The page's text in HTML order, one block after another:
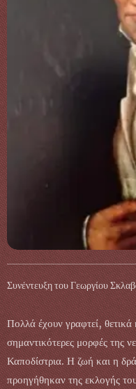
Συνέντευξη του Γεωργίου
Πολλά έχουν γραφτεί, θετικά
σημαντικότερες μορφές της
Καποδίστρια. Η ζωή και η
προηγήθηκαν της εκλογής